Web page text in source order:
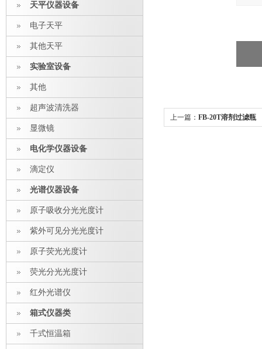
天平仪器设备
电子天平
其他天平
实验室设备
其他
超声波清洗器
显微镜
电化学仪器设备
滴定仪
光谱仪器设备
原子吸收分光光度计
紫外可见分光光度计
原子荧光光度计
荧光分光光度计
红外光谱仪
箱式仪器类
千式恒温箱
上一篇： FB-20T溶剂过滤瓶